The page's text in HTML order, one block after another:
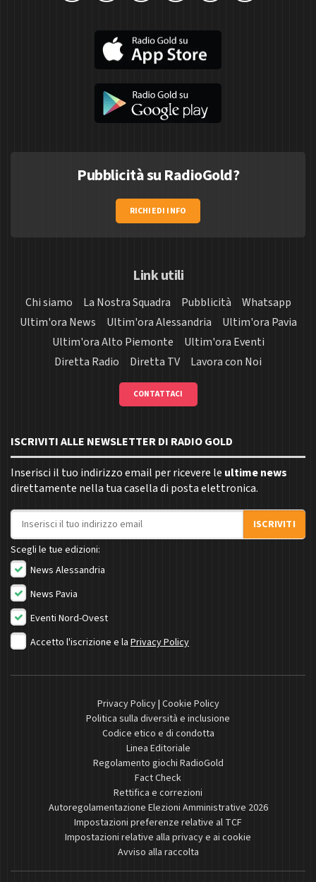
Pubblicità su RadioGold?
RICHIEDI INFO
Link utili
Chi siamo La Nostra Squadra Pubblicità
Whatsapp
Ultim'ora News
Ultim'ora Alessandria
Ultim'ora Pavia
Ultim'ora Alto Piemonte
Ultim'ora Eventi
Diretta Radio
Diretta TV Lavora con Noi
CONTATTACI
ISCRIVITI ALLE NEWSLETTER DI RADIO GOLD
Inserisci il tuo indirizzo email per ricevere le ultime news
direttamente nella tua casella di posta elettronica.
Indirizzo email
ISCRIVITI
Scegli le tue edizioni:
News Alessandria
News Pavia
Eventi Nord-Ovest
Accetto l'iscrizione e la Privacy Policy
Privacy Policy| Cookie Policy
Politica sulla diversità e inclusione
Codice etico e di condotta
Linea Editoriale
Regolamento giochi RadioGold
Fact Check
Rettifica e correzioni
Autoregolamentazione Elezioni Amministrative 2026
Impostazioni preferenze relative al TCF
Impostazioni relative alla privacy e ai cookie
Avviso alla raccolta